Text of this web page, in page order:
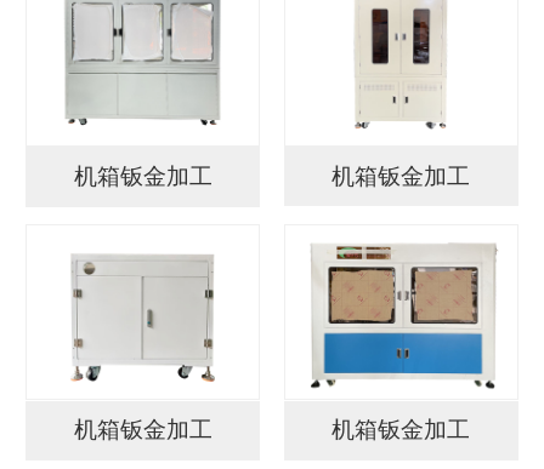
机箱钣金加工 机箱钣金加工
机箱钣金加工 机箱钣金加工